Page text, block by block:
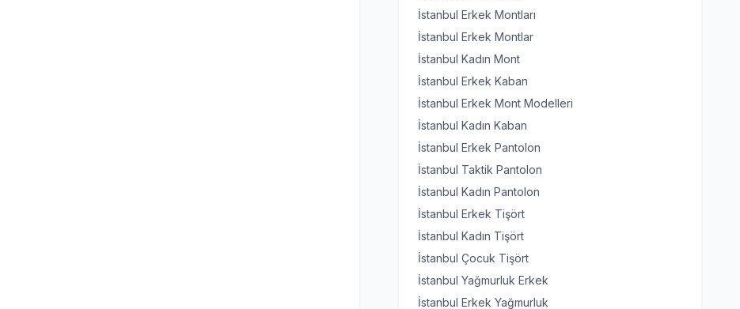
İstanbul Erkek Montları
İstanbul Erkek Montlar
İstanbul Kadın Mont
İstanbul Erkek Kaban
İstanbul Erkek Mont Modelleri
İstanbul Kadın Kaban
İstanbul Erkek Pantolon
İstanbul Taktik Pantolon
İstanbul Kadın Pantolon
İstanbul Erkek Tişört
İstanbul Kadın Tişört
İstanbul Çocuk Tişört
İstanbul Yağmurluk Erkek
İstanbul Erkek Yağmurluk